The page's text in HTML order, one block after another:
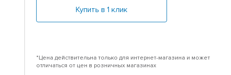
Купить в 1 клик
*Цена действительна только для интернет-магазина и может
отличаться от цен в розничных магазинах